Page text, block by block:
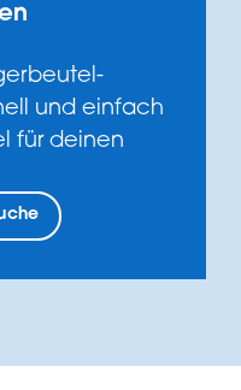
und einfach
für deinen